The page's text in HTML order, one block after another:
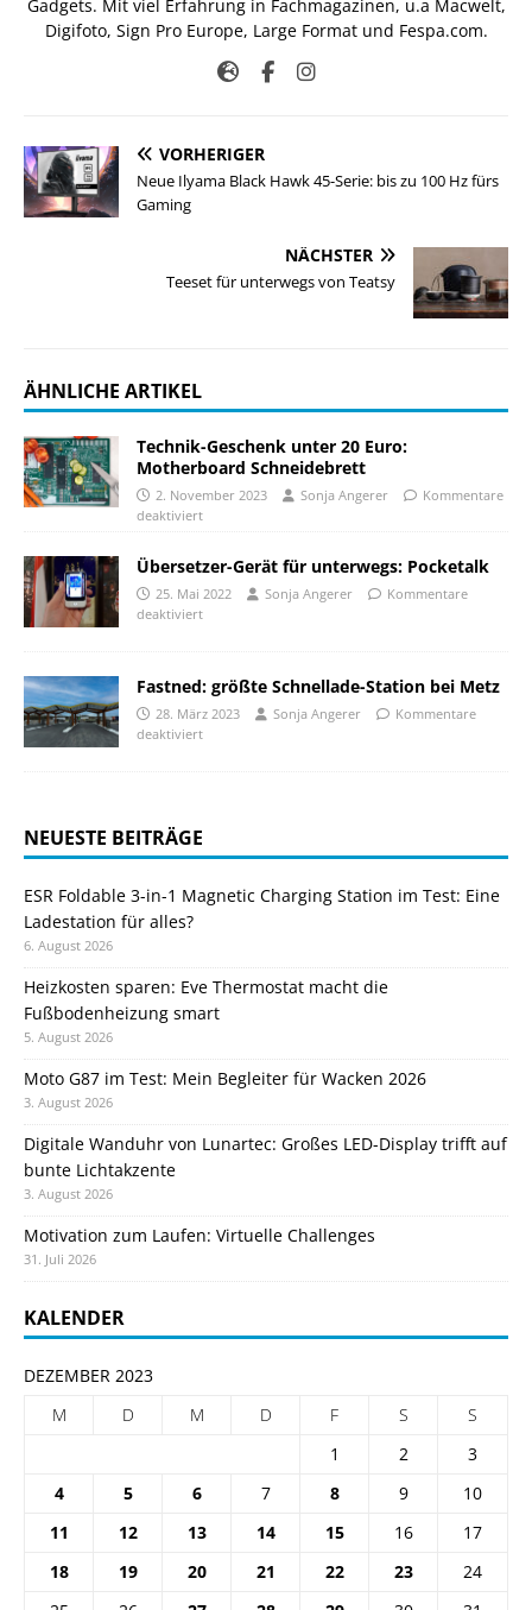
Gadgets. Mit viel Erfahrung in Fachmagazinen, u.a Macwelt,
Digifoto, Sign Pro Europe, Large Format und Fespa.com.
VORHERIGER
Neue Ilyama Black Hawk 45-Serie: bis zu 100 Hz fürs
Gaming
NÄCHSTER
Teeset für unterwegs von Teatsy
ÄHNLICHE ARTIKEL
Technik-Geschenk unter 20 Euro:
Motherboard Schneidebrett
2. November 2023 Sonja Angerer
Kommentare
deaktiviert
Übersetzer-Gerät für unterwegs: Pocketalk
25. Mai 2022 Sonja Angerer
Kommentare
deaktiviert
Fastned: größte Schnellade-Station bei Metz
28. März 2023 Sonja Angerer
Kommentare
deaktiviert
NEUESTE BEITRÄGE
ESR Foldable 3-in-1 Magnetic Charging Station im Test: Eine
Ladestation für alles?
6. August 2026
Heizkosten sparen: Eve Thermostat macht die
Fußbodenheizung smart
5. August 2026
Moto G87 im Test: Mein Begleiter für Wacken 2026
3. August 2026
Digitale Wanduhr von Lunartec: Großes LED-Display trifft auf
bunte Lichtakzente
3. August 2026
Motivation zum Laufen: Virtuelle Challenges
31. Juli 2026
KALENDER
DEZEMBER 2023
M
D M D F S
S
1
2
3
4
5 6 7 8 9
10
11
12 13 14 15 16
17
18
19 20 21 22 23
24